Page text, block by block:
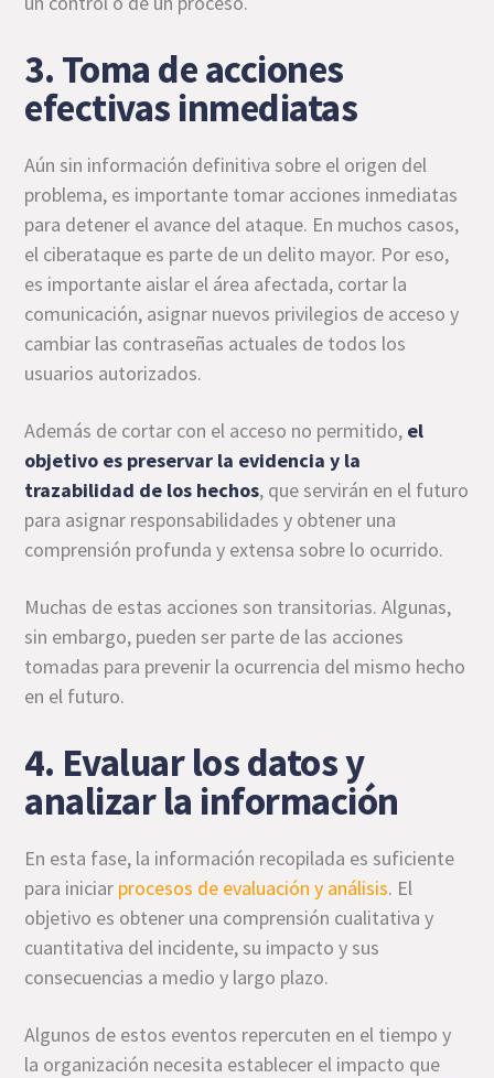
3. Toma de acciones
efectivas inmediatas
Aún sin información definitiva sobre el origen del
problema, es importante tomar acciones inmediatas
para detener el avance del ataque. En muchos casos,
el ciberataque es parte de un delito mayor. Por eso,
es importante aislar el área afectada, cortar la
comunicación, asignar nuevos privilegios de acceso y
cambiar las contraseñas actuales de todos los
usuarios autorizados.
Además de cortar con el acceso no permitido, el
objetivo es preservar la evidencia y la
trazabilidad de los hechos, que servirán en el futuro
para asignar responsabilidades y obtener una
comprensión profunda y extensa sobre lo ocurrido.
Muchas de estas acciones son transitorias. Algunas,
sin embargo, pueden ser parte de las acciones
tomadas para prevenir la ocurrencia del mismo hecho
en el futuro.
4. Evaluar los datos y
analizar la información
En esta fase, la información recopilada es suficiente
para iniciar procesos de evaluación y análisis. El
objetivo es obtener una comprensión cualitativa y
cuantitativa del incidente, su impacto y sus
consecuencias a medio y largo plazo.
Algunos de estos eventos repercuten en el tiempo y
la organización necesita establecer el impacto que